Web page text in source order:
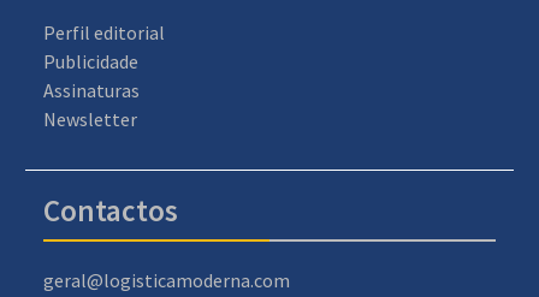
Perfil editorial
Publicidade
Assinaturas
Newsletter
Contactos
geral@logisticamoderna.com